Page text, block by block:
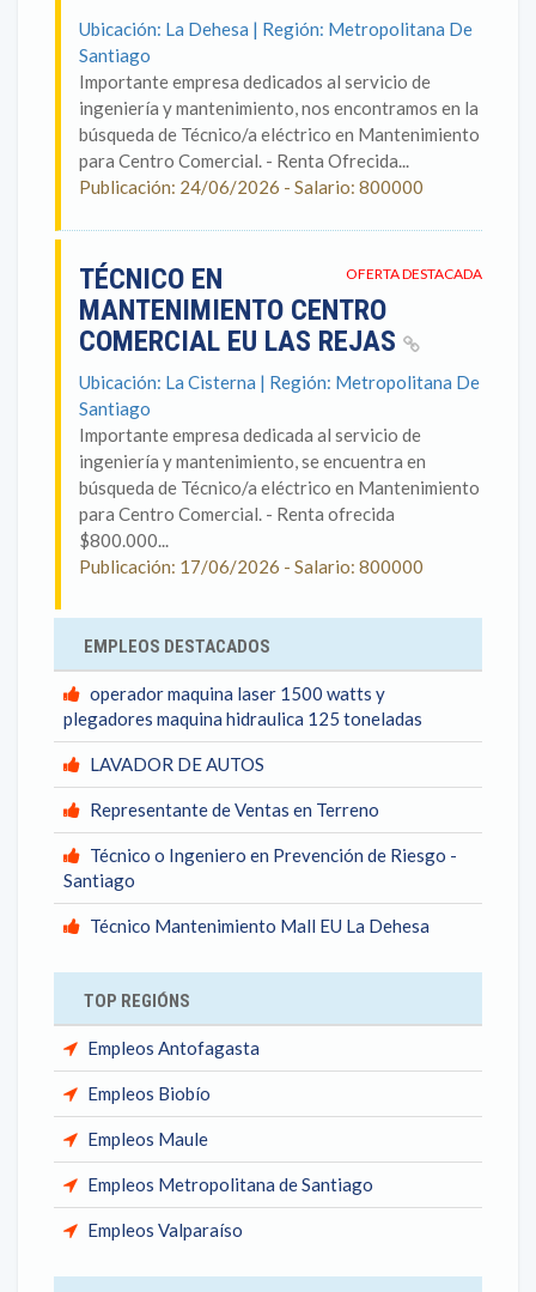
Ubicación: La Dehesa | Región: Metropolitana De
Santiago
Importante empresa dedicados al servicio de
ingeniería y mantenimiento, nos encontramos en la
búsqueda de Técnico/a eléctrico en Mantenimiento
para Centro Comercial. - Renta Ofrecida...
Publicación: 24/06/2026 - Salario: 800000
OFERTA DESTACADA
TÉCNICO EN
MANTENIMIENTO CENTRO
COMERCIAL EU LAS REJAS
Ubicación: La Cisterna | Región: Metropolitana De
Santiago
Importante empresa dedicada al servicio de
ingeniería y mantenimiento, se encuentra en
búsqueda de Técnico/a eléctrico en Mantenimiento
para Centro Comercial. - Renta ofrecida
$800.000...
Publicación: 17/06/2026 - Salario: 800000
EMPLEOS DESTACADOS
operador maquina laser 1500 watts y
plegadores maquina hidraulica 125 toneladas
LAVADOR DE AUTOS
Representante de Ventas en Terreno
Técnico o Ingeniero en Prevención de Riesgo -
Santiago
Técnico Mantenimiento Mall EU La Dehesa
TOP REGIÓNS
Empleos Antofagasta
Empleos Biobío
Empleos Maule
Empleos Metropolitana de Santiago
Empleos Valparaíso